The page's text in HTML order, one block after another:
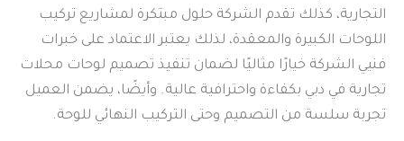
التجارية، كذلك تقدم الشركة حلول مبتكرة لمشاريع تركيب
اللوحات الكبيرة والمعقدة، لذلك يعتبر الاعتماد على خبرات
فنيي الشركة خيارًا مثاليًا لضمان تنفيذ تصميم لوحات محلات
تجارية في دبي بكفاءة واحترافية عالية. وأيضًا، يضمن العميل
تجربة سلسة من التصميم وحتى التركيب النهائي للوحة.